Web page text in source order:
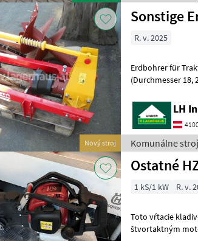
Nový stroj
Sonstige
R. v. 2025
Erdbohrer für Traktoranbau Kat
(Durchmesser 18, 25, und 50 cm), Länge der Bohrkörper ca. 90 cm, mit
LH
Komunálne
Ostatné
1 kS/1 kW R. v.
Toto vŕtacie
štvortaktným